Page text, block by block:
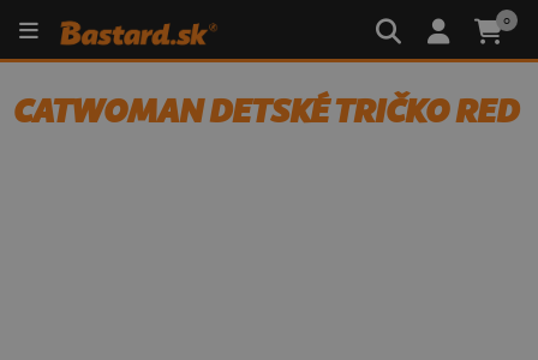
0
CATWOMAN DETSKÉ TRIČKO RED